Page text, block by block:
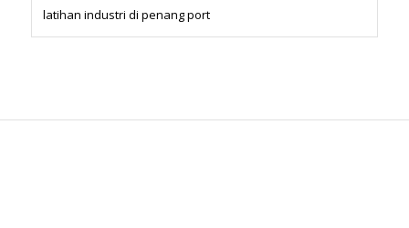
latihan industri di penang port